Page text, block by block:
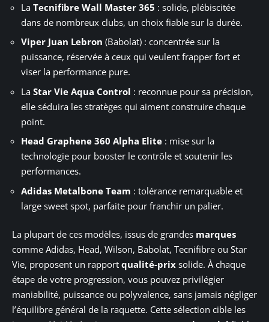
La Tecnifibre Wall Master 365 : solide, plébiscitée
dans de nombreux clubs, un choix fiable sur la durée.
Viper Juan Lebron (Babolat) : concentrée sur la
puissance, réservée à ceux qui veulent frapper fort et
viser la performance pure.
La Star Vie Aqua Control : reconnue pour sa précision,
elle séduira les stratèges qui aiment construire chaque
point.
Head Graphene 360 Alpha Elite : mise sur la
technologie pour booster le contrôle et soutenir les
performances.
Adidas Metalbone Team : tolérance remarquable et
large sweet spot, parfaite pour franchir un palier.
La plupart de ces modèles, issus de grandes marques
comme Adidas, Head, Wilson, Babolat, Tecnifibre ou Star
Vie, proposent un rapport qualité-prix solide. À chaque
étape de votre progression, vous pouvez privilégier
maniabilité, puissance ou polyvalence, sans jamais négliger
l’équilibre général de la raquette. Cette sélection cible les